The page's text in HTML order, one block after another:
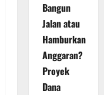
Bangun
Jalan atau
Hamburkan
Anggaran?
Proyek
Dana